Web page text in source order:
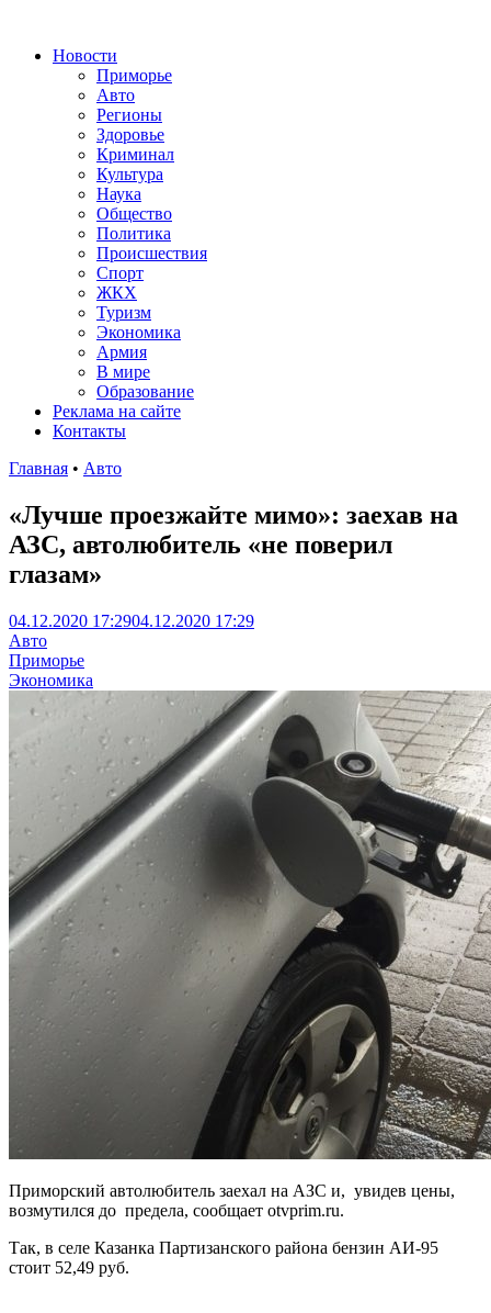
Новости
Приморье
Авто
Регионы
Здоровье
Криминал
Культура
Наука
Общество
Политика
Происшествия
Спорт
ЖКХ
Туризм
Экономика
Армия
В мире
Образование
Реклама на сайте
Контакты
Главная • Авто
«Лучше проезжайте мимо»: заехав на
АЗС, автолюбитель «не поверил
глазам»
04.12.2020 17:2904.12.2020 17:29
Авто
Приморье
Экономика
Приморский автолюбитель заехал на АЗС и, увидев цены,
возмутился до предела, сообщает otvprim.ru.
Так, в селе Казанка Партизанского района бензин АИ-95
стоит 52,49 руб.